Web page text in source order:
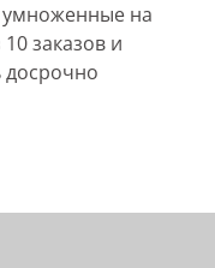
умноженные на
заказов и
досрочно